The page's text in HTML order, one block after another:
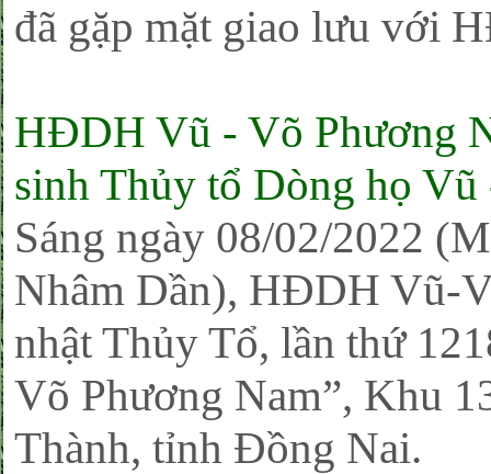
đã gặp mặt giao lưu với
HĐDH Vũ - Võ Phương
sinh Thủy tổ Dòng họ
Sáng ngày 08/02/2022
Nhâm Dần), HĐDH Vũ-
nhật Thủy Tổ, lần thứ
Võ Phương Nam”, Khu
Thành, tỉnh Đồng Nai.